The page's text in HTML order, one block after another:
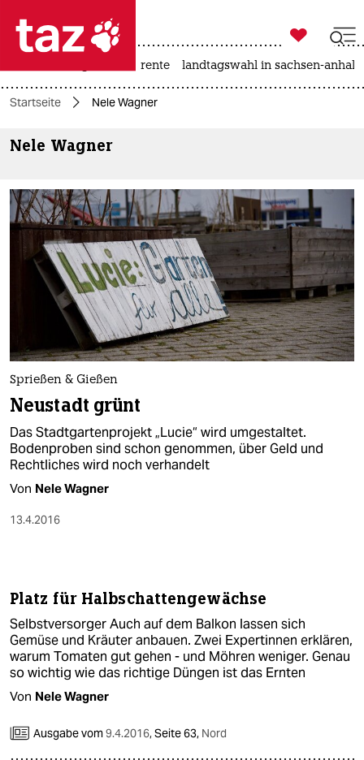
 taz zahl ich
taz zahl ich
themen
politik
öko
gesellschaft
kultur
berlin
nord
wahrheit
verlag
fragen & hilfe
unterstützen
abo
genossenschaft
epaper login

taz zahl ich
rente landtagswahl in sachsen-anhalt
Startseite Nele Wagner
Nele Wagner
Sprießen & Gießen
Neustadt grünt
Das Stadtgartenprojekt „Lucie“ wird umgestaltet.
Bodenproben sind schon genommen, über Geld und
Rechtliches wird noch verhandelt
Von Nele Wagner
13.4.2016
Platz für Halbschattengewächse
Selbstversorger Auch auf dem Balkon lassen sich
Gemüse und Kräuter anbauen. Zwei Expertinnen erklären,
warum Tomaten gut gehen - und Möhren weniger. Genau
so wichtig wie das richtige Düngen ist das Ernten
Von Nele Wagner
Ausgabe vom9.4.2016,Seite 63, Nord